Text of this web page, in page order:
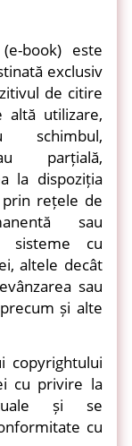
book) este
exclusiv
de citire
altă utilizare,
schimbul,
parțială,
la dispoziția
rețele de
sau
sisteme cu
altele decât
sau
și alte
copyrightului
cu privire la
și se
cu